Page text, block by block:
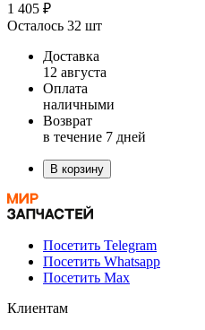
1 405 ₽
Осталось 32 шт
Доставка
12 августа
Оплата
наличными
Возврат
в течение 7 дней
В корзину
Посетить Telegram
Посетить Whatsapp
Посетить Max
Клиентам